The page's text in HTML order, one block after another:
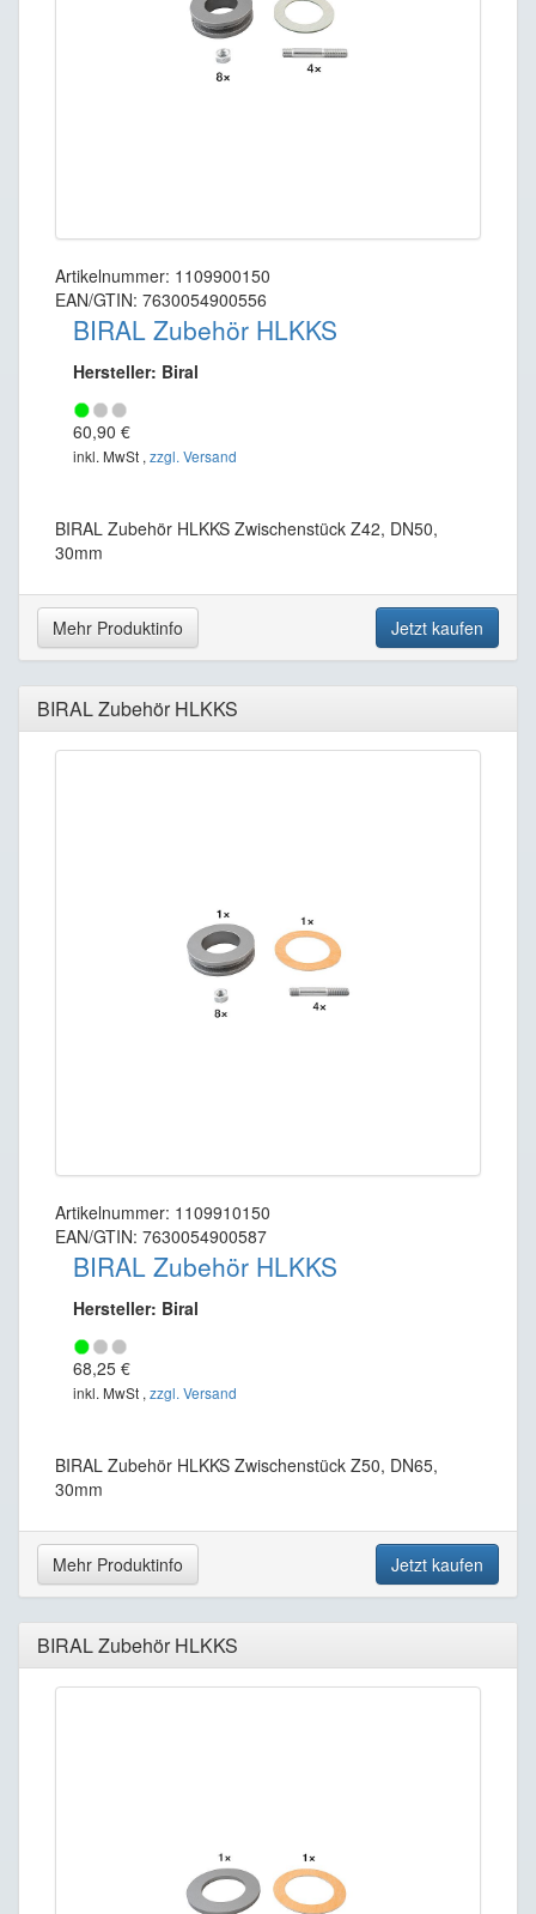
Artikelnummer: 1109900150
EAN/GTIN: 7630054900556
BIRAL Zubehör HLKKS
Hersteller: Biral
60,90 €
inkl. MwSt , zzgl. Versand
BIRAL Zubehör HLKKS Zwischenstück Z42, DN50,
30mm
Mehr Produktinfo Jetzt kaufen
BIRAL Zubehör HLKKS
Artikelnummer: 1109910150
EAN/GTIN: 7630054900587
BIRAL Zubehör HLKKS
Hersteller: Biral
68,25 €
inkl. MwSt , zzgl. Versand
BIRAL Zubehör HLKKS Zwischenstück Z50, DN65,
30mm
Mehr Produktinfo Jetzt kaufen
BIRAL Zubehör HLKKS